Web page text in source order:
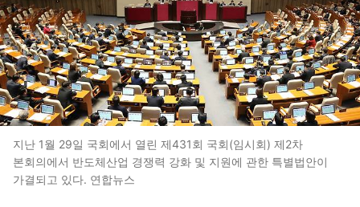
지난 1월 29일 국회에서 열린 제431회 국회(임시회) 제2차
본회의에서 반도체산업 경쟁력 강화 및 지원에 관한 특별법안이
가결되고 있다. 연합뉴스